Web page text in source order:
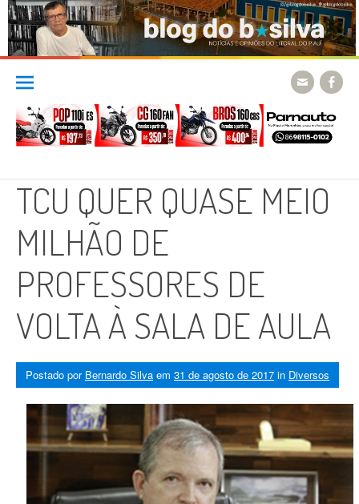
Skip
content
TCU QUER QUASE MEIO
MILHÃO DE
PROFESSORES DE
VOLTA À SALA DE AULA
Postado por Bernardo Silva em 31 de agosto de 2017 in Diversos